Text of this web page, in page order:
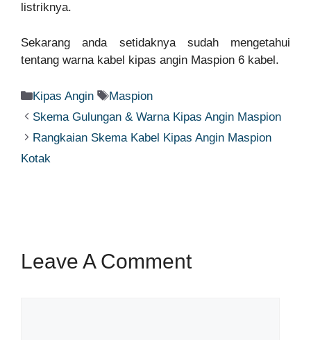
listriknya.
Sekarang anda setidaknya sudah mengetahui
tentang warna kabel kipas angin Maspion 6 kabel.
Categories
Kipas Angin Tags
Maspion
Skema Gulungan & Warna Kipas Angin Maspion
Rangkaian Skema Kabel Kipas Angin Maspion
Kotak
Leave A Comment